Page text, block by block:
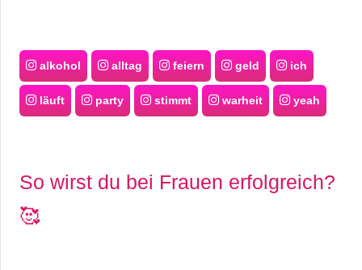
alkohol alltag feiern geld ich
läuft party stimmt warheit yeah
So wirst du bei Frauen erfolgreich?
🥰